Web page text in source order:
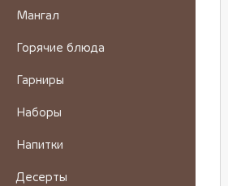
Мангал
Горячие блюда
Гарниры
Наборы
Напитки
Десерты